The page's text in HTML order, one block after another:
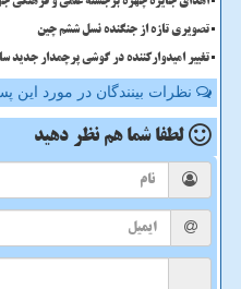
تصویری تازه از جنگنده نسل ششم چین
تغییر امیدوارکننده در گوشی پرچمدار جدید
نظرات بینندگان در مورد این
لطفا شما هم نظر دهید